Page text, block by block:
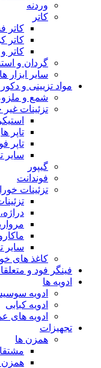
وردنه
کاتر
کاتر
کاتر
کاتر
گردان و
سایر ابزار ها
مواد تزیینی و دکور
شمع و
تزئینات
تاپر ها
تاپر
سایر
گیپور
فوندانت
تزئینات
سایر
کاغذ های
فینگر فود و
ادویه ها
ادویه
ادویه کبابی
ادویه های
تجهیزات
همزن ها
همزن